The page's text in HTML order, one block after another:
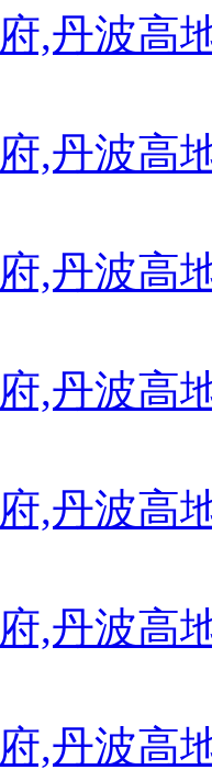
,丹波高
,丹波高
,丹波高
,丹波高
,丹波高
,丹波高
,丹波高